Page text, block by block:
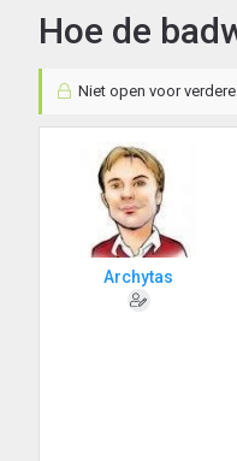
Hoe de
Niet open voor
Archytas